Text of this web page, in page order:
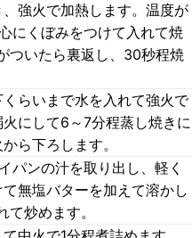
強火で加熱します。温度が
にくぼみをつけて入れて焼
ついたら裏返し、30秒程焼
らいまで水を入れて強火で
にして6～7分程蒸し焼きに
ら下ろします。
パンの汁を取り出し、軽く
無塩バターを加えて溶かし
て炒めます。